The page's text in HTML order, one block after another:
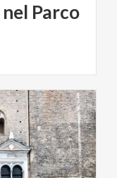
nel Parco